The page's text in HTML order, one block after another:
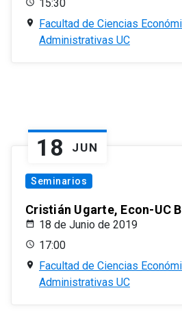
15:30
Facultad de Ciencias
Administrativas UC
18 JUN
Seminarios
Cristián Ugarte, Econ-UC
18 de Junio de 2019
17:00
Facultad de Ciencias
Administrativas UC